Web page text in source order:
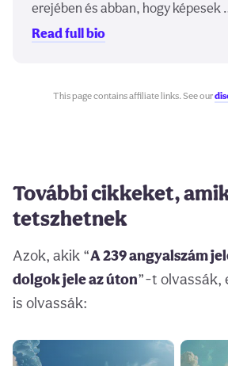
erejében és abban, hogy képesek
Read full bio
This page contains affiliate links. See our
További cikkeket,
tetszhetnek
Azok, akik “A 239 angyalszám
dolgok jele az úton”-t olvassák,
is olvassák: